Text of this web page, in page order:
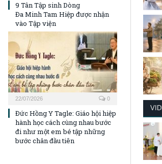
9 Tân Tập sinh Dòng
Đa Minh Tam Hiệp được nhận
vào Tập viện
22/07/2026 0
Đức Hồng Y Tagle: Giáo hội hiệp
hành học cách cùng nhau bước
đi như một em bé tập những
bước chân đầu tiên